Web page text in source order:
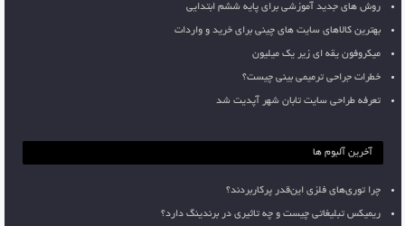
روش های جدید آموزشی برای پایه ششم ابتدایی
بهترین کالاهای سایت های چینی برای خرید و واردات
میکروفون یقه ای زیر یک میلیون
خطرات جراحی ترمیمی بینی چیست؟
تعرفه طراحی سایت تابان شهر آپدیت شد
آخرین آلبوم ها
چرا توری‌های فلزی این‌قدر پرکاربردند؟
ریمیکس تبلیغاتی چیست و چه تاثیری در برندینگ دارد؟